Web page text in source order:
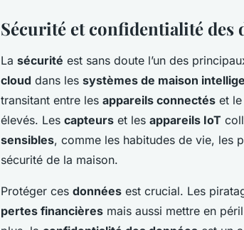
Sécurité et confidentialité des
La sécurité est sans doute l’un des
cloud dans les systèmes de maison
transitant entre les appareils connectés et le
élevés. Les capteurs et les appareils IoT
sensibles, comme les habitudes de vie, les
sécurité de la maison.
Protéger ces données est crucial. Les
pertes financières mais aussi mettre en